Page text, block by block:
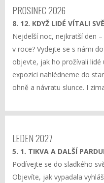
PROSINEC 2026
8. 12. KDYŽ LIDÉ VÍTALI
Nejdelší noc, nejkratší den
v roce? Vydejte se s námi
objevte, jak ho prožívali lidé
expozici nahlédneme do
ohně a návratu slunce. I
LEDEN 2027
5. 1. TIKVA A DALŠÍ
Podívejte se do sladkého
Objevíte, jak vypadala